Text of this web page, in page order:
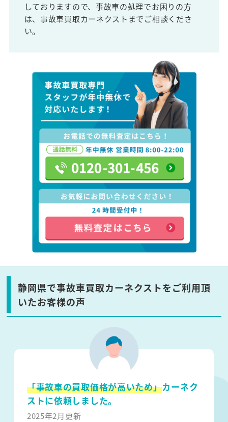
しておりますので、事故車の処理でお困りの方
は、事故車買取カーネクストまでご相談くださ
い。
静岡県で事故車買取カーネクストをご利用頂
いたお客様の声
「事故車の買取価格が高いため」カーネク
ストに依頼しました。
2025年2月更新